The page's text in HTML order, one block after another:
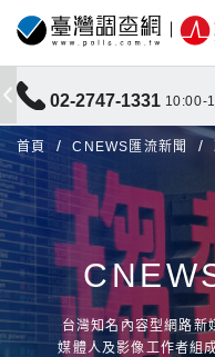
02-2747-1331 10:00-
首頁 CNEWS匯流新聞
台灣知名內容型網路
媒體人及影像工作者組